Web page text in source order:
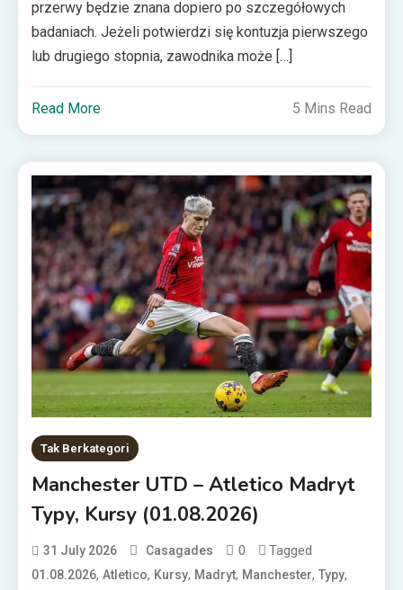
przerwy będzie znana dopiero po szczegółowych
badaniach. Jeżeli potwierdzi się kontuzja pierwszego
lub drugiego stopnia, zawodnika może […]
Read More 5 Mins Read
Tak Berkategori
Manchester UTD – Atletico Madryt
Typy, Kursy (01.08.2026)
31 July 2026 Casagades 0 Tagged
01.08.2026,Atletico, Kursy, Madryt, Manchester,Typy,